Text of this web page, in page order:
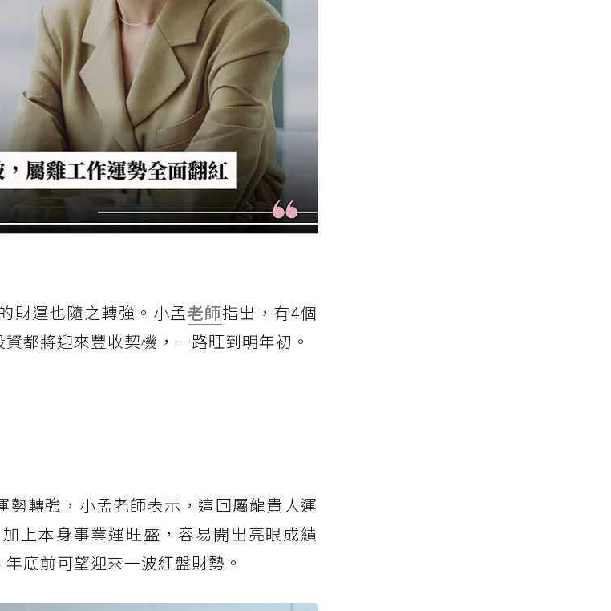
財運也隨之轉強。小孟老師指出，有4個
都將迎來豐收契機，一路旺到明年初。
轉強，小孟老師表示，這回屬龍貴人運
上本身事業運旺盛，容易開出亮眼成績
底前可望迎來一波紅盤財勢。